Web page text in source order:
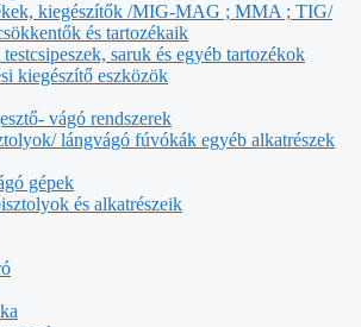
kiegészítők /MIG-MAG ; MMA ; TIG/
és tartozékaik
saruk és egyéb tartozékok
kiegészítő eszközök
vágó rendszerek
lángvágó fúvókák egyéb alkatrészek
gépek
és alkatrészeik